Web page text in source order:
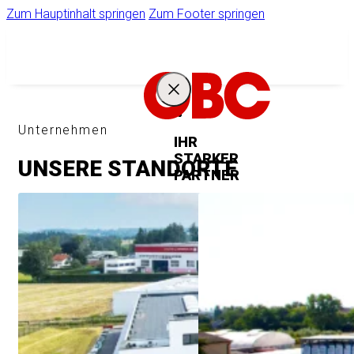
Zum Hauptinhalt springen Zum Footer springen
IHR
STARKER
PARTNER
Ihr Zugang zum
Unternehmen
UNSERE STANDORTE